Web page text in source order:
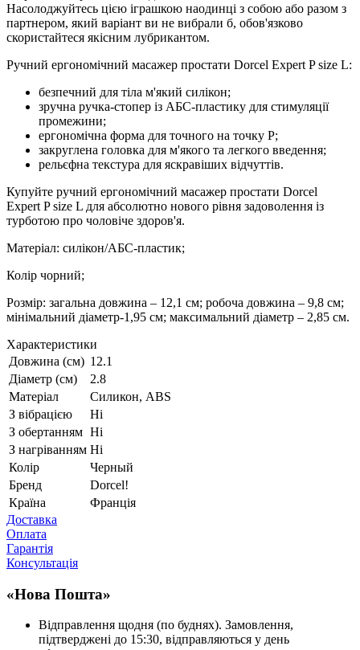
Насолоджуйтесь цією іграшкою наодинці з собою або разом з
партнером, який варіант ви не вибрали б, обов'язково
скористайтеся якісним лубрикантом.
Ручний ергономічний масажер простати Dorcel Expert P size L:
безпечний для тіла м'який силікон;
зручна ручка-стопер із АБС-пластику для стимуляції
промежини;
ергономічна форма для точного на точку P;
закруглена головка для м'якого та легкого введення;
рельєфна текстура для яскравіших відчуттів.
Купуйте ручний ергономічний масажер простати Dorcel
Expert P size L для абсолютно нового рівня задоволення із
турботою про чоловіче здоров'я.
Матеріал: силікон/АБС-пластик;
Колір чорний;
Розмір: загальна довжина – 12,1 см; робоча довжина – 9,8 см;
мінімальний діаметр-1,95 см; максимальний діаметр – 2,85 см.
Характеристики
Довжина (см) 12.1
Діаметр (см)
2.8
Матеріал
Силикон, ABS
З вібрацією
Ні
З обертанням Ні
З нагріванням Ні
Колір
Черный
Бренд
Dorcel!
Країна
Франція
Доставка
Оплата
Гарантія
Консультація
«Нова Пошта»
Відправлення щодня (по буднях). Замовлення,
підтверджені до 15:30, відправляються у день